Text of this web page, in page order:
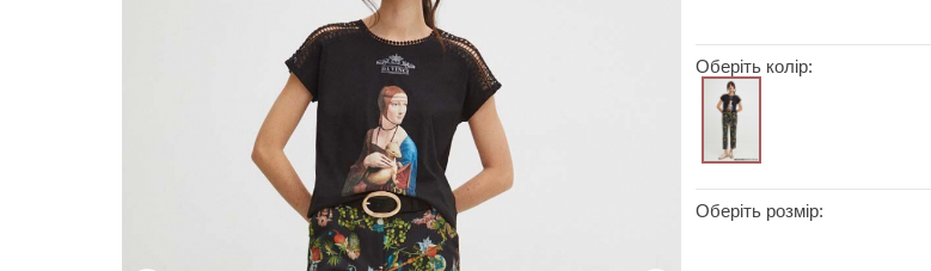
Оберіть колір:
Оберіть розмір: